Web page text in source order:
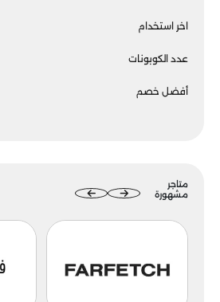
اخر استخدام
عدد الكوبونات
أفضل خصم
متاجر
مشهورة